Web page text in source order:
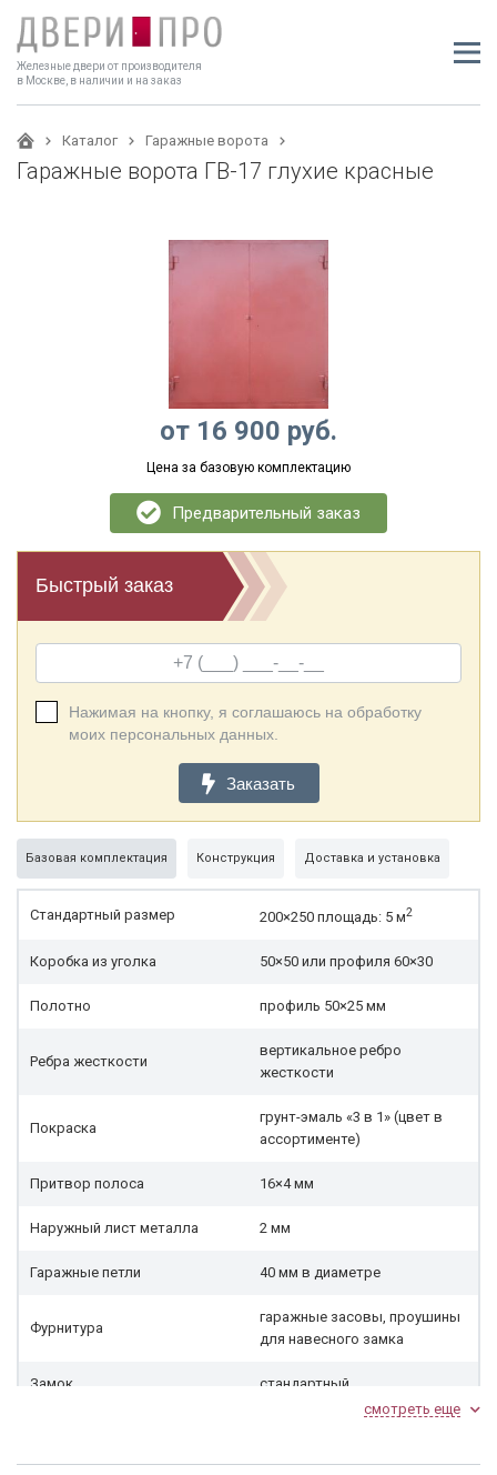
Железные двери от производителя
в Москве, в наличии и на заказ
Каталог Гаражные ворота
Гаражные ворота ГВ-17 глухие красные
от 16 900 руб.
Цена за базовую комплектацию
Предварительный заказ
Быстрый заказ
Нажимая на кнопку, я соглашаюсь на обработку
моих персональных данных.
Заказать
Базовая комплектация Конструкция Доставка и установка
Стандартный размер 200×250 площадь: 5 м2
Коробка из уголка 50×50 или профиля 60×30
Полотно профиль 50×25 мм
Ребра жесткости
вертикальное ребро
жесткости
Покраска
грунт-эмаль «3 в 1» (цвет в
ассортименте)
Притвор полоса 16×4 мм
Наружный лист металла 2 мм
Гаражные петли 40 мм в диаметре
Фурнитура
гаражные засовы, проушины
для навесного замка
Замок стандартный
смотреть еще